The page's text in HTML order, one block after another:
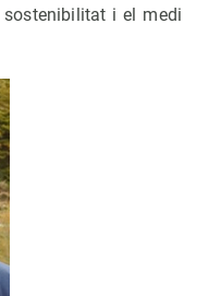
i el medi